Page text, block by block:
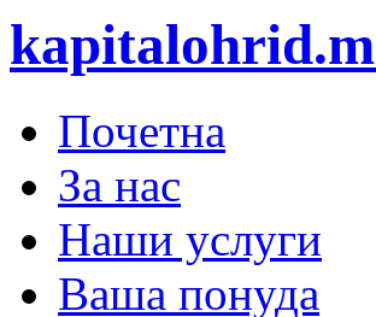
Почетна
За нас
Наши услуги
Ваша понуда